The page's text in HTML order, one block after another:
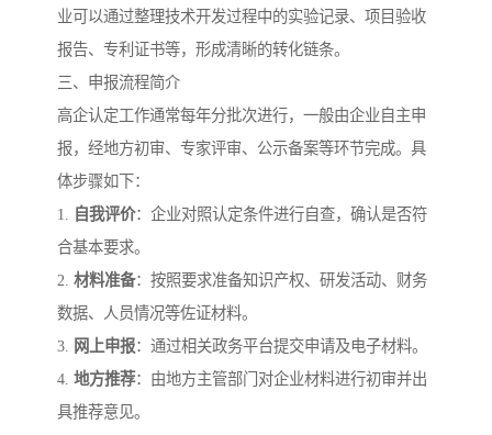
业可以通过整理技术开发过程中的实验记录、项目验收
报告、专利证书等，形成清晰的转化链条。
三、申报流程简介
高企认定工作通常每年分批次进行，一般由企业自主申
报，经地方初审、专家评审、公示备案等环节完成。具
体步骤如下：
1.
自我评价：企业对照认定条件进行自查，确认是否符
合基本要求。
2. 材料准备：按照要求准备知识产权、研发活动、财务
数据、人员情况等佐证材料。
3.
网上申报：通过相关政务平台提交申请及电子材料。
4. 地方推荐：由地方主管部门对企业材料进行初审并出
具推荐意见。